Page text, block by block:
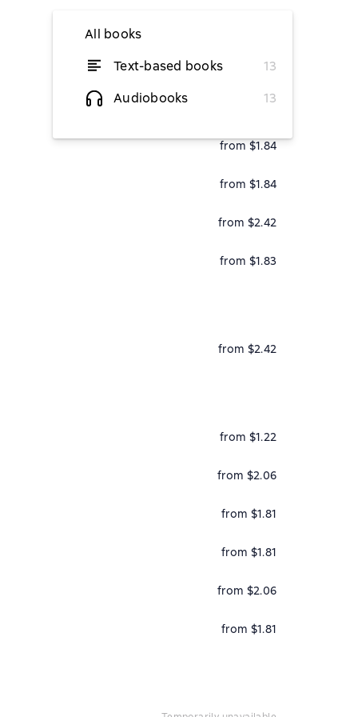
All books
Text-based books
13
Audiobooks
13
from $1.81
from $1.81
from $1.84
from $1.84
from $2.42
from $1.83
from $2.42
from $1.22
from $2.06
from $1.81
from $1.81
from $2.06
from $1.81